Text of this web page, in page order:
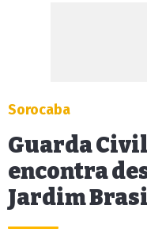
Sorocaba
Guarda
encontra
Jardim